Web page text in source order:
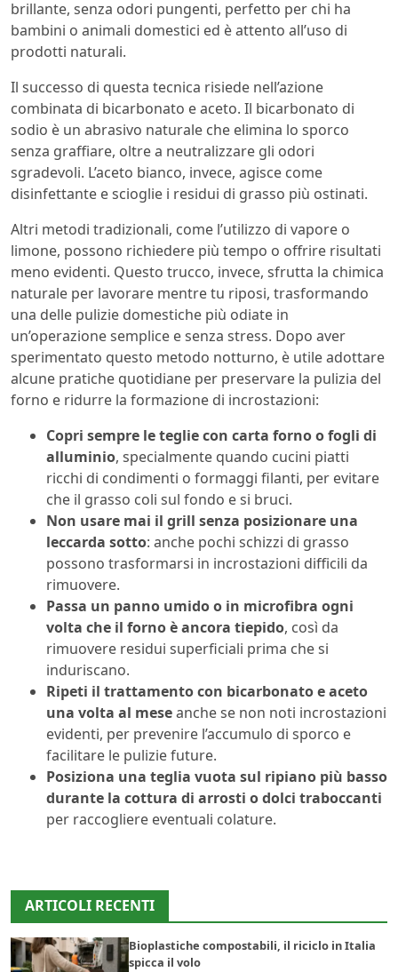
brillante, senza odori pungenti, perfetto per chi ha
bambini o animali domestici ed è attento all’uso di
prodotti naturali.
Il successo di questa tecnica risiede nell’azione
combinata di bicarbonato e aceto. Il bicarbonato di
sodio è un abrasivo naturale che elimina lo sporco
senza graffiare, oltre a neutralizzare gli odori
sgradevoli. L’aceto bianco, invece, agisce come
disinfettante e scioglie i residui di grasso più ostinati.
Altri metodi tradizionali, come l’utilizzo di vapore o
limone, possono richiedere più tempo o offrire risultati
meno evidenti. Questo trucco, invece, sfrutta la chimica
naturale per lavorare mentre tu riposi, trasformando
una delle pulizie domestiche più odiate in
un’operazione semplice e senza stress. Dopo aver
sperimentato questo metodo notturno, è utile adottare
alcune pratiche quotidiane per preservare la pulizia del
forno e ridurre la formazione di incrostazioni:
Copri sempre le teglie con carta forno o fogli di
alluminio, specialmente quando cucini piatti
ricchi di condimenti o formaggi filanti, per evitare
che il grasso coli sul fondo e si bruci.
Non usare mai il grill senza posizionare una
leccarda sotto: anche pochi schizzi di grasso
possono trasformarsi in incrostazioni difficili da
rimuovere.
Passa un panno umido o in microfibra ogni
volta che il forno è ancora tiepido, così da
rimuovere residui superficiali prima che si
induriscano.
Ripeti il trattamento con bicarbonato e aceto
una volta al meseanche se non noti incrostazioni
evidenti, per prevenire l’accumulo di sporco e
facilitare le pulizie future.
Posiziona una teglia vuota sul ripiano più basso
durante la cottura di arrosti o dolci traboccanti
per raccogliere eventuali colature.
ARTICOLI RECENTI
Bioplastiche compostabili, il riciclo in Italia
spicca il volo